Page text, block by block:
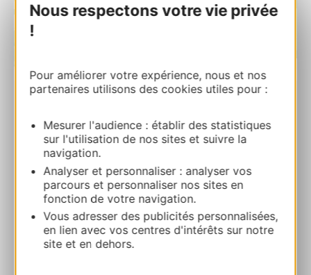
Nous respectons votre vie privée
!
Pour améliorer votre expérience, nous et nos
partenaires utilisons des cookies utiles pour :
Mesurer l'audience : établir des statistiques
sur l'utilisation de nos sites et suivre la
navigation.
Analyser et personnaliser : analyser vos
parcours et personnaliser nos sites en
fonction de votre navigation.
Vous adresser des publicités personnalisées,
en lien avec vos centres d'intérêts sur notre
site et en dehors.
Place de la Pièta 12420 CANTOIN
Ruta y acceso
+33643439025
E-mail